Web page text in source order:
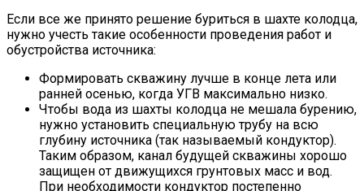
Если все же принято решение буриться в шахте колодца,
нужно учесть такие особенности проведения работ и
обустройства источника:
Формировать скважину лучше в конце лета или
ранней осенью, когда УГВ максимально низко.
Чтобы вода из шахты колодца не мешала бурению,
нужно установить специальную трубу на всю
глубину источника (так называемый кондуктор).
Таким образом, канал будущей скважины хорошо
защищен от движущихся грунтовых масс и вод.
При необходимости кондуктор постепенно